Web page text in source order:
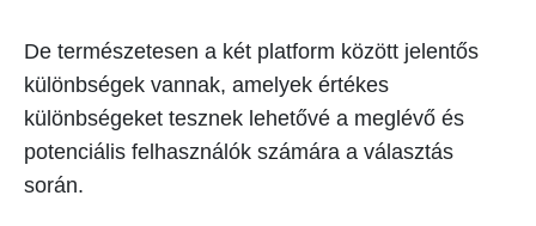
De természetesen a két platform között jelentős
különbségek vannak, amelyek értékes
különbségeket tesznek lehetővé a meglévő és
potenciális felhasználók számára a választás
során.